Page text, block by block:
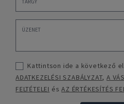
Kattintson ide a következő
ADATKEZELÉSI SZABÁLYZAT,A
FELTÉTELEI ésAZ ÉRTÉKESÍTÉS